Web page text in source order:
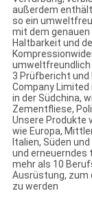
außerdem
so ein
mit dem
Haltbarkeit und
umweltfreundlich
3 Prüfbericht und
Company
in der Südchina,
Zementfliese,
Unsere Produkte
wie Europa,
Italien, Süden
und erneuerndes
mehr als 10
Ausrüstung, zum
zu werden